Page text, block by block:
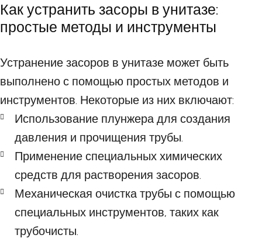
Как устранить засоры в унитазе:
простые методы и инструменты
Устранение засоров в унитазе может быть
выполнено с помощью простых методов и
инструментов. Некоторые из них включают:
Использование плунжера для создания
давления и прочищения трубы.
Применение специальных химических
средств для растворения засоров.
Механическая очистка трубы с помощью
специальных инструментов, таких как
трубочисты.